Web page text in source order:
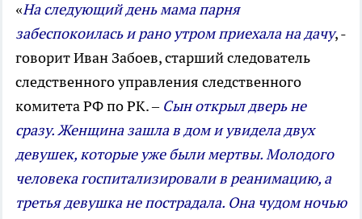
«На следующий день мама парня
забеспокоилась и рано утром приехала на дачу, -
говорит Иван Забоев, старший следователь
следственного управления следственного
комитета РФ по РК. – Сын открыл дверь не
сразу. Женщина зашла в дом и увидела двух
девушек, которые уже были мертвы. Молодого
человека госпитализировали в реанимацию, а
третья девушка не пострадала. Она чудом ночью